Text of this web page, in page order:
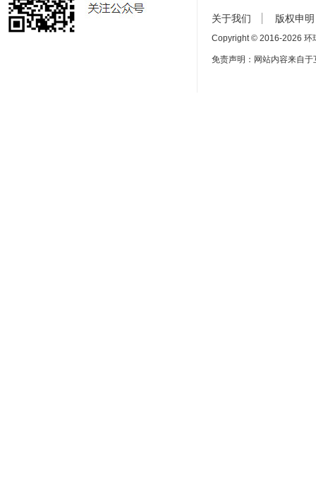
关于我们 版权申明
Copyright © 2016-2026 环
免责声明：网站内容来自